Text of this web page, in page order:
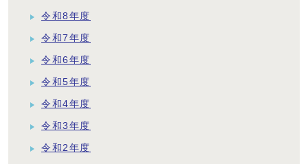
令和8年度
令和7年度
令和6年度
令和5年度
令和4年度
令和3年度
令和2年度